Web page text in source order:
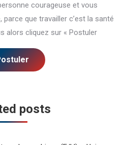
courageuse et vous
que travailler c’est la santé
alors cliquez sur « Postuler
posts